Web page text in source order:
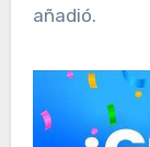
añadió.